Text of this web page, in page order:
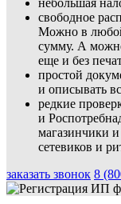
свободное
Можно в
сумму. А
еще и без
простой
и описывать
редкие
и
магазинчики
сетевиков и
заказать звонок 8